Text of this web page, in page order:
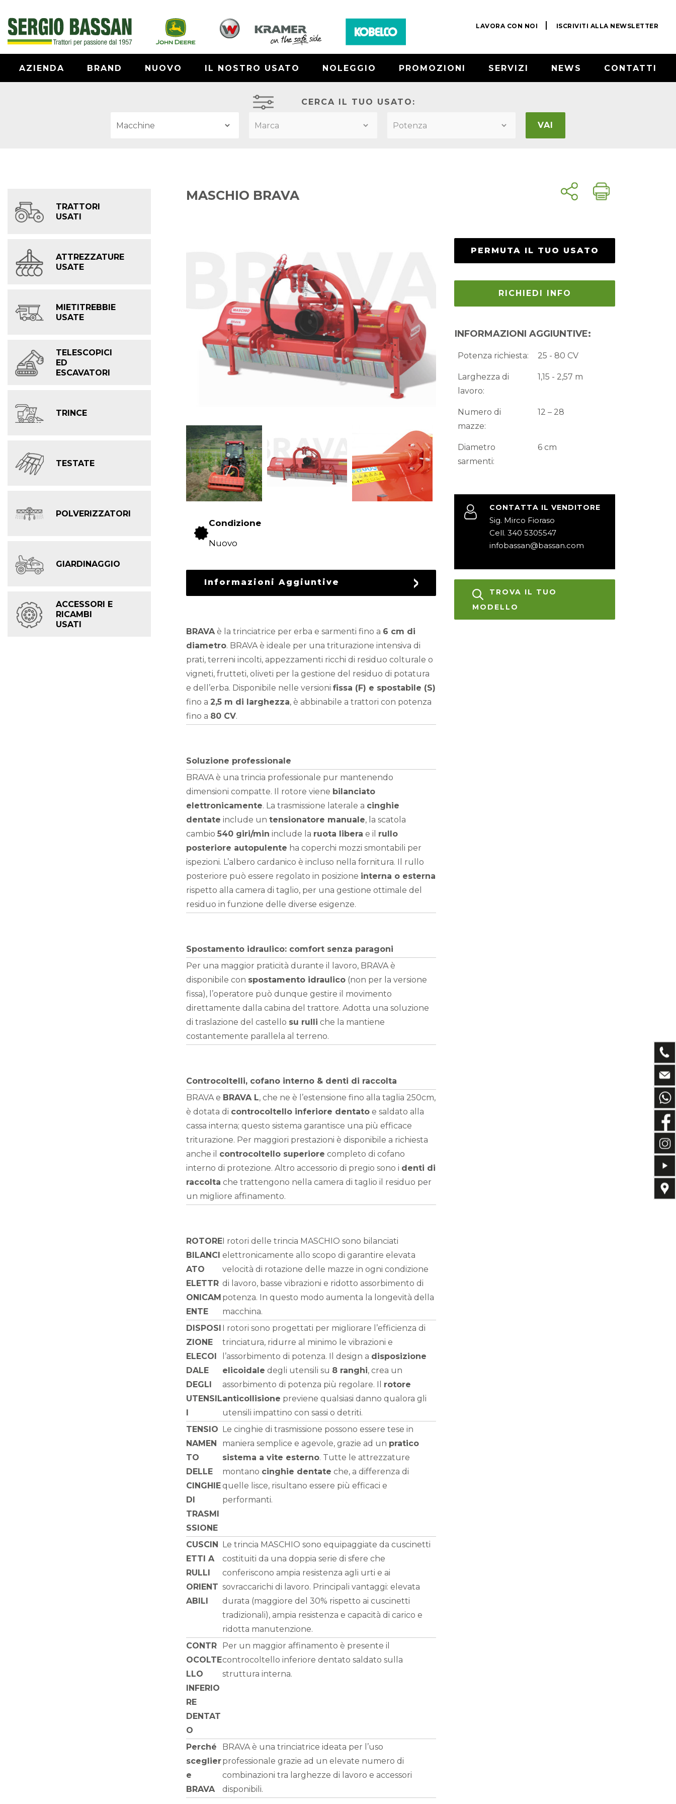
LAVORA CON NOI ISCRIVITI ALLA NEWSLETTER
AZIENDA BRAND NUOVO IL NOSTRO USATO NOLEGGIO PROMOZIONI SERVIZI NEWS CONTATTI
CERCA IL TUO USATO:
VAI
PERMUTA IL TUO USATO
RICHIEDI INFO
INFORMAZIONI AGGIUNTIVE:
Potenza richiesta: 25 - 80 CV
Larghezza di
lavoro:
1,15 - 2,57 m
Numero di
mazze:
12 – 28
Diametro
sarmenti:
6 cm
CONTATTA IL VENDITORE
Sig. Mirco Fioraso
Cell. 340 5305547
infobassan@bassan.com
TROVA IL TUO
MODELLO
MASCHIO BRAVA
Condizione
Nuovo
Informazioni Aggiuntive
BRAVAè la trinciatrice per erba e sarmenti fino a 6 cm di
diametro. BRAVA è ideale per una triturazione intensiva di
prati, terreni incolti, appezzamenti ricchi di residuo colturale o
vigneti, frutteti, oliveti per la gestione del residuo di potatura
e dell’erba. Disponibile nelle versioni fissa (F) e spostabile (S)
fino a 2,5 m di larghezza, è abbinabile a trattori con potenza
fino a 80 CV.
Soluzione professionale
BRAVA è una trincia professionale pur mantenendo
dimensioni compatte. Il rotore viene bilanciato
elettronicamente. La trasmissione laterale a cinghie
dentate include un tensionatore manuale, la scatola
cambio 540 giri/min include la ruota libera e il rullo
posteriore autopulente ha coperchi mozzi smontabili per
ispezioni. L’albero cardanico è incluso nella fornitura. Il rullo
posteriore può essere regolato in posizione interna o esterna
rispetto alla camera di taglio, per una gestione ottimale del
residuo in funzione delle diverse esigenze.
Spostamento idraulico: comfort senza paragoni
Per una maggior praticità durante il lavoro, BRAVA è
disponibile con spostamento idraulico(non per la versione
fissa), l’operatore può dunque gestire il movimento
direttamente dalla cabina del trattore. Adotta una soluzione
di traslazione del castello su rulli che la mantiene
costantemente parallela al terreno.
Controcoltelli, cofano interno & denti di raccolta
BRAVA e BRAVA L, che ne è l’estensione fino alla taglia 250cm,
è dotata di controcoltello inferiore dentatoe saldato alla
cassa interna; questo sistema garantisce una più efficace
triturazione. Per maggiori prestazioni è disponibile a richiesta
anche il controcoltello superiore completo di cofano
interno di protezione. Altro accessorio di pregio sono i denti di
raccolta che trattengono nella camera di taglio il residuo per
un migliore affinamento.
ROTORE
BILANCI
ATO
ELETTR
ONICAM
ENTE
I rotori delle trincia MASCHIO sono bilanciati
elettronicamente allo scopo di garantire elevata
velocità di rotazione delle mazze in ogni condizione
di lavoro, basse vibrazioni e ridotto assorbimento di
potenza. In questo modo aumenta la longevità della
macchina.
DISPOSI
ZIONE
ELECOI
DALE
DEGLI
UTENSIL
I
I rotori sono progettati per migliorare l’efficienza di
trinciatura, ridurre al minimo le vibrazioni e
l’assorbimento di potenza. Il design a disposizione
elicoidale degli utensili su 8 ranghi, crea un
assorbimento di potenza più regolare. Il rotore
anticollisione previene qualsiasi danno qualora gli
utensili impattino con sassi o detriti.
TENSIO
NAMEN
TO
DELLE
CINGHIE
DI
TRASMI
SSIONE
Le cinghie di trasmissione possono essere tese in
maniera semplice e agevole, grazie ad un pratico
sistema a vite esterno. Tutte le attrezzature
montano cinghie dentate che, a differenza di
quelle lisce, risultano essere più efficaci e
performanti.
CUSCIN
ETTI A
RULLI
ORIENT
ABILI
Le trincia MASCHIO sono equipaggiate da cuscinetti
costituiti da una doppia serie di sfere che
conferiscono ampia resistenza agli urti e ai
sovraccarichi di lavoro. Principali vantaggi: elevata
durata (maggiore del 30% rispetto ai cuscinetti
tradizionali), ampia resistenza e capacità di carico e
ridotta manutenzione.
CONTR
OCOLTE
LLO
INFERIO
RE
DENTAT
O
Per un maggior affinamento è presente il
controcoltello inferiore dentato saldato sulla
struttura interna.
Perché
sceglier
e
BRAVA
BRAVA è una trinciatrice ideata per l’uso
professionale grazie ad un elevate numero di
combinazioni tra larghezze di lavoro e accessori
disponibili.
TRATTORI
USATI
ATTREZZATURE
USATE
MIETITREBBIE
USATE
TELESCOPICI
ED
ESCAVATORI
TRINCE
TESTATE
POLVERIZZATORI
GIARDINAGGIO
ACCESSORI E
RICAMBI
USATI